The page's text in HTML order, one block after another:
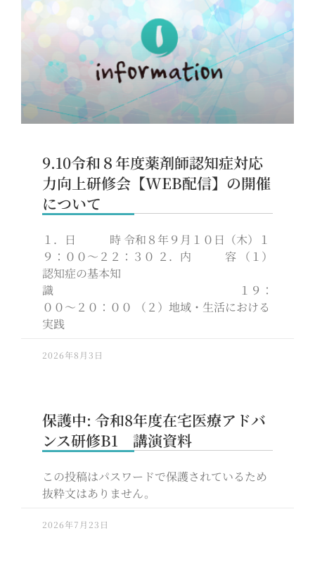
9.10令和８年度薬剤師認知症対応
力向上研修会【WEB配信】の開催
について
１．日 時 令和８年９月１０日（木）１
９：００～２２：３０ ２．内 容 （１）
認知症の基本知
識 １９：
００～２０：００ （２）地域・生活における
実践
2026年8月3日
保護中: 令和8年度在宅医療アドバ
ンス研修B1 講演資料
この投稿はパスワードで保護されているため
抜粋文はありません。
2026年7月23日